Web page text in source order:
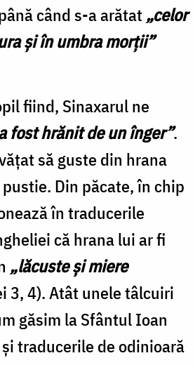
când s-a arătat „celor
și în umbra morții”
fiind, Sinaxarul ne
fost hrănit de un înger”.
să guste din hrana
Din păcate, în chip
în traducerile
că hrana lui ar fi
„lăcuste și miere
3, 4). Atât unele tâlcuiri
găsim la Sfântul Ioan
traducerile de odinioară